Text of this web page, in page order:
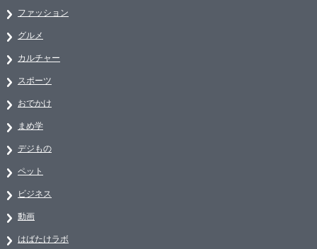
ファッション
グルメ
カルチャー
スポーツ
おでかけ
まめ学
デジもの
ペット
ビジネス
動画
はばたけラボ